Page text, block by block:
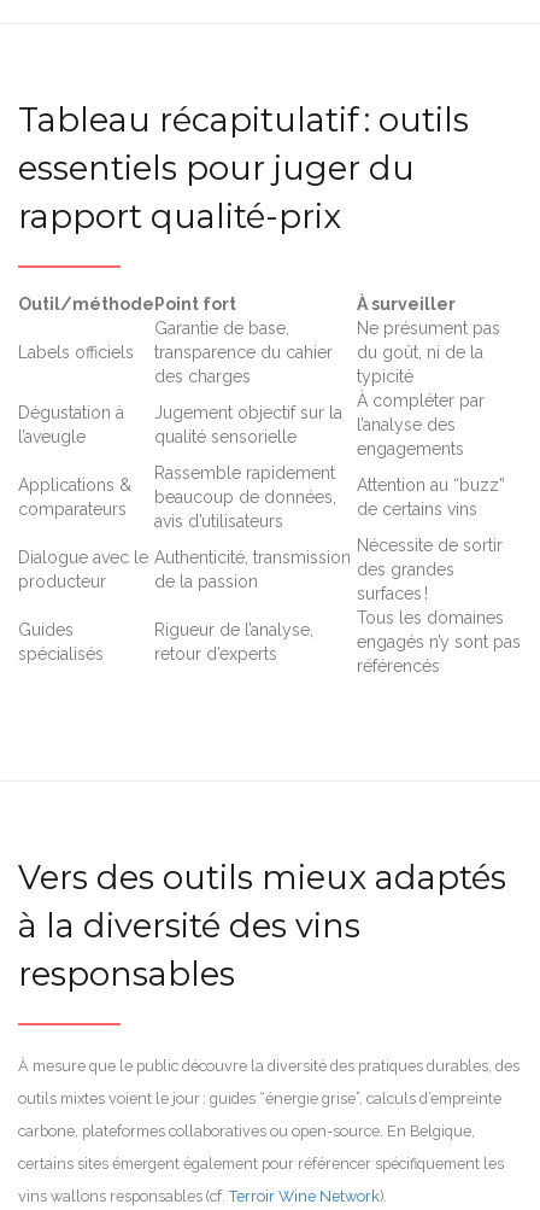
Tableau récapitulatif : outils
essentiels pour juger du
rapport qualité-prix
Outil/méthode Point fort À surveiller
Labels officiels
Garantie de base,
transparence du cahier
des charges
Ne présument pas
du goût, ni de la
typicité
Dégustation à
l’aveugle
Jugement objectif sur la
qualité sensorielle
À compléter par
l’analyse des
engagements
Applications &
comparateurs
Rassemble rapidement
beaucoup de données,
avis d’utilisateurs
Attention au “buzz”
de certains vins
Dialogue avec le
producteur
Authenticité, transmission
de la passion
Nécessite de sortir
des grandes
surfaces !
Guides
spécialisés
Rigueur de l’analyse,
retour d’experts
Tous les domaines
engagés n’y sont pas
référencés
Vers des outils mieux adaptés
à la diversité des vins
responsables
À mesure que le public découvre la diversité des pratiques durables, des
outils mixtes voient le jour : guides “énergie grise”, calculs d’empreinte
carbone, plateformes collaboratives ou open-source. En Belgique,
certains sites émergent également pour référencer spécifiquement les
vins wallons responsables (cf. Terroir Wine Network).